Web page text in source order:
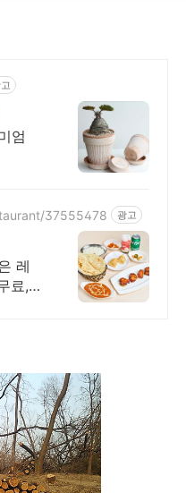
엄
37555478 광고
레
료,